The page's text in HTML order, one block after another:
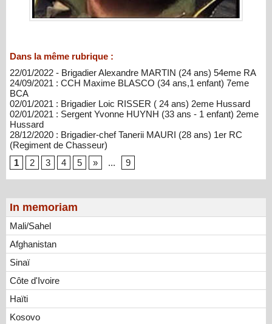
In memoriam
Mali/Sahel
Afghanistan
Sinaï
Côte d'Ivoire
Haïti
Kosovo
Dans la même rubrique :
22/01/2022 - Brigadier Alexandre MARTIN (24 ans) 54eme RA
24/09/2021 : CCH Maxime BLASCO (34 ans,1 enfant) 7eme
BCA
02/01/2021 : Brigadier Loic RISSER ( 24 ans) 2eme Hussard
02/01/2021 : Sergent Yvonne HUYNH (33 ans - 1 enfant) 2eme
Hussard
28/12/2020 : Brigadier-chef Tanerii MAURI (28 ans) 1er RC
(Regiment de Chasseur)
1
2 3 4 5 » ... 9